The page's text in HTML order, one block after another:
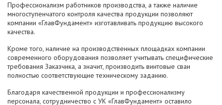
Профессионализм работников производства, а также наличие
многоступенчатого контроля качества продукции позволяют
компании «ГлавФундамент» изготавливать продукцию высокого
качества.
Кроме того, наличие на производственных площадках компании
современного оборудования позволяет учитывать специфические
требования Заказчика, а значит, производить винтовые сваи
полностью соответствующие техническому заданию.
Благодаря качественной продукции и профессионализму
персонала, сотрудничество с УК «ГлавФундамент» оставило